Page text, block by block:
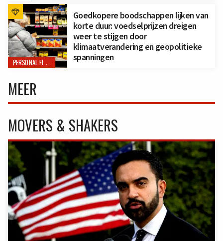
PERSONAL FINANCE
Goedkopere boodschappen lijken van
korte duur: voedselprijzen dreigen
weer te stijgen door
klimaatverandering en geopolitieke
spanningen
MEER
MOVERS & SHAKERS